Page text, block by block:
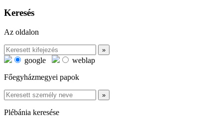
Keresés
Az oldalon
google
weblap
Főegyházmegyei papok
Plébánia keresése